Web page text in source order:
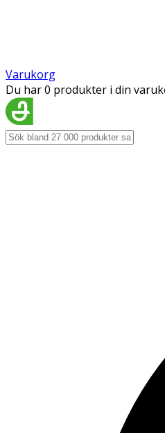
Varukorg
Du har 0 produkter i din